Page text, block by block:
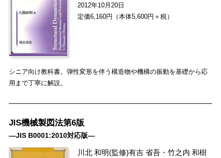
2012年10月20日
定価6,160円（本体5,600円＋税）
シニア向け教科書。弾性変形を伴う構造物や機構の振動を基礎から応
用まで丁寧に解説。
JIS機械製図法第6版
―JIS B0001:2010対応版―
川北 和明(監修)有吉 省吾 ・竹之内 和樹